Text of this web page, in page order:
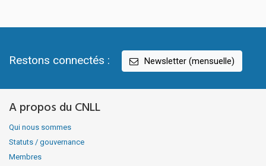
Restons connectés : Newsletter (mensuelle)
A propos du CNLL
Qui nous sommes
Statuts / gouvernance
Membres